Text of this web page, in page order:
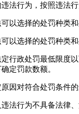
法行为，按照违法行
以选择的处罚种类
以选择的处罚种类
行政处罚最低限度
定罚款数额。
因对符合处罚条件
法行为不具备法律